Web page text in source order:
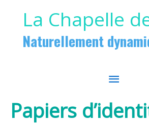
La Chapelle
Naturellement
MENU
Papiers